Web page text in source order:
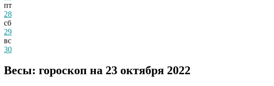
пт
28
сб
29
вс
30
Весы: гороскоп на 23 октября 2022